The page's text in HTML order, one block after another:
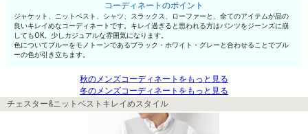
コーディネートのポイント
ジャケット、ニットベスト、シャツ、スラックス、ローファーと、全てのアイテムが品の
良いキレイめなコーディネートです。キレイ過ぎると思われる方はパンツをジーンズに崩
してもOK。少しカジュアルな雰囲気になります。
色についてブルーをモノトーンであるブラック・ホワイト・グレーと合わせることでブル
ーの色が引き立ちます。
秋のメンズコーディネートをもっと見る
冬のメンズコーディネートをもっと見る
チェスター&ニットベストキレイめスタイル